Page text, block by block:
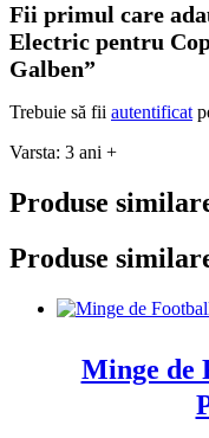
Fii primul care
Electric pentru
Galben”
Trebuie să fii autentificat
Varsta: 3 ani +
Produse
Produse
Minge de